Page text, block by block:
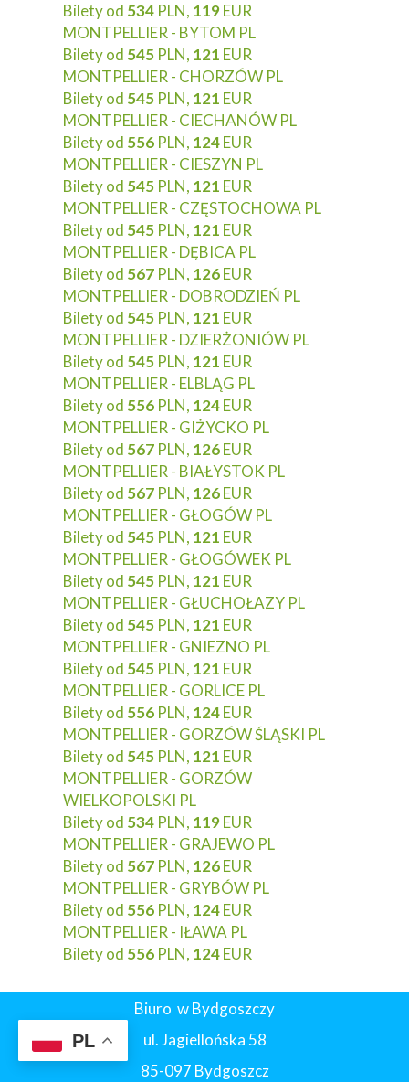
PL
Bilety od 534 PLN, 119EUR
MONTPELLIER - BYTOM PL
Bilety od 545 PLN, 121 EUR
MONTPELLIER - CHORZÓW PL
Bilety od 545 PLN, 121 EUR
MONTPELLIER - CIECHANÓW PL
Bilety od 556 PLN, 124EUR
MONTPELLIER - CIESZYN PL
Bilety od 545 PLN, 121 EUR
MONTPELLIER - CZĘSTOCHOWA PL
Bilety od 545 PLN, 121 EUR
MONTPELLIER - DĘBICA PL
Bilety od 567 PLN, 126EUR
MONTPELLIER - DOBRODZIEŃ PL
Bilety od 545 PLN, 121 EUR
MONTPELLIER - DZIERŻONIÓW PL
Bilety od 545 PLN, 121 EUR
MONTPELLIER - ELBLĄG PL
Bilety od 556 PLN, 124EUR
MONTPELLIER - GIŻYCKO PL
Bilety od 567 PLN, 126EUR
MONTPELLIER - BIAŁYSTOK PL
Bilety od 567 PLN, 126EUR
MONTPELLIER - GŁOGÓW PL
Bilety od 545 PLN, 121 EUR
MONTPELLIER - GŁOGÓWEK PL
Bilety od 545 PLN, 121 EUR
MONTPELLIER - GŁUCHOŁAZY PL
Bilety od 545 PLN, 121 EUR
MONTPELLIER - GNIEZNO PL
Bilety od 545 PLN, 121 EUR
MONTPELLIER - GORLICE PL
Bilety od 556 PLN, 124EUR
MONTPELLIER - GORZÓW ŚLĄSKI PL
Bilety od 545 PLN, 121 EUR
MONTPELLIER - GORZÓW
WIELKOPOLSKI PL
Bilety od 534 PLN, 119EUR
MONTPELLIER - GRAJEWO PL
Bilety od 567 PLN, 126EUR
MONTPELLIER - GRYBÓW PL
Bilety od 556 PLN, 124EUR
MONTPELLIER - IŁAWA PL
Bilety od 556 PLN, 124EUR
Biuro w Bydgoszczy
ul. Jagiellońska 58
85-097 Bydgoszcz